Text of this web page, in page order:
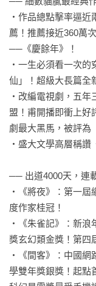
‧作品總點擊率逼近
薦！推薦接近360萬
──《慶餘年》！
‧一生必須看一次的
仙」！超級大長篇全
‧改編電視劇，五年
盟！甫開播即衝上好
劇最大黑馬，被評為
‧盛大文學高層稱讚
── 出道4000天，連
‧《將夜》：第一屆
度作家桂冠！
‧《朱雀記》：新浪
獎玄幻類金獎！第四
‧《間客》：中國網
學雙年獎銀獎！起點